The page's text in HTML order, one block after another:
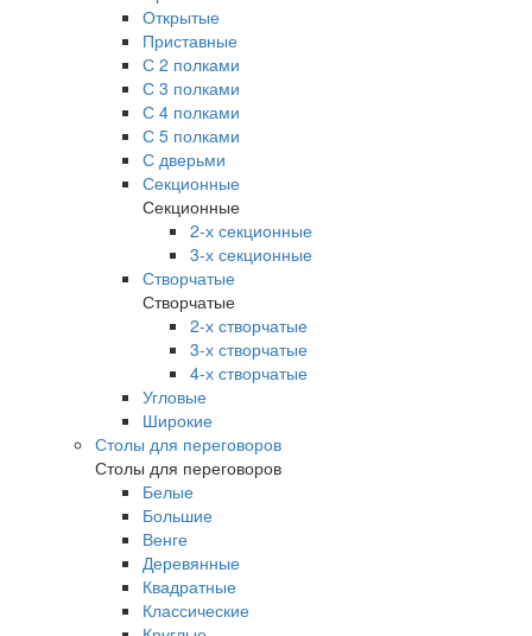
Открытые
Приставные
С 2 полками
С 3 полками
С 4 полками
С 5 полками
С дверьми
Секционные
Секционные
2-х секционные
3-х секционные
Створчатые
Створчатые
2-х створчатые
3-х створчатые
4-х створчатые
Угловые
Широкие
Столы для переговоров
Столы для переговоров
Белые
Большие
Венге
Деревянные
Квадратные
Классические